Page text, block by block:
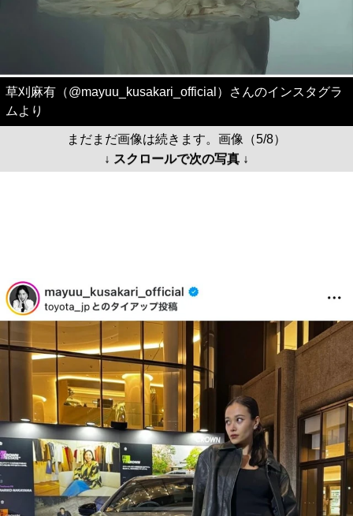
草刈麻有（@mayuu_kusakari_official）さんのインスタグラ
ムより
まだまだ画像は続きます。画像（5/8）
↓ スクロールで次の写真 ↓